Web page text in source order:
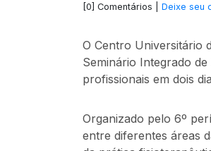
[0] Comentários | Deixe seu
O Centro Universitário
Seminário Integrado
profissionais em dois
Organizado pelo 6º
entre diferentes áreas